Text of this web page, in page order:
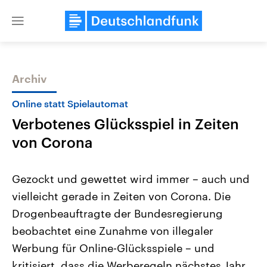
Close
Themen
Landtagswahl Sachsen-Anhalt
2026
Alle Informationen
Sachsen-Anhalt wählt am 6.
September 2026 einen neuen
Landtag. Seit 2021 wird das
Bundesland von einer Koalition aus
Aktuelle Beiträge,
Hintergründe
Wirtschaftlich und
gehören die Vereinigten
den mächtigsten Ländern
mit großem Einfluss auf
Archiv
Online statt Spielautomat
Verbotenes Glücksspiel in Zeiten
von Corona
Gezockt und gewettet wird immer – auch und
vielleicht gerade in Zeiten von Corona. Die
Drogenbeauftragte der Bundesregierung
beobachtet eine Zunahme von illegaler
Werbung für Online-Glücksspiele – und